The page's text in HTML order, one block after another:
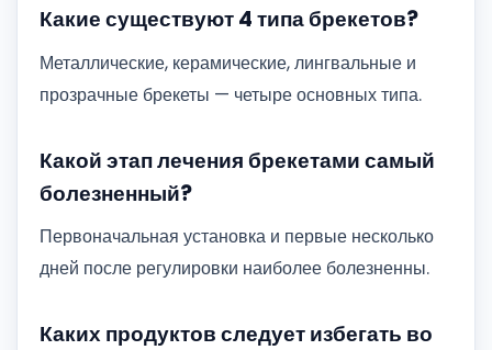
Какие существуют 4 типа брекетов?
Металлические, керамические, лингвальные и
прозрачные брекеты — четыре основных типа.
Какой этап лечения брекетами самый
болезненный?
Первоначальная установка и первые несколько
дней после регулировки наиболее болезненны.
Каких продуктов следует избегать во